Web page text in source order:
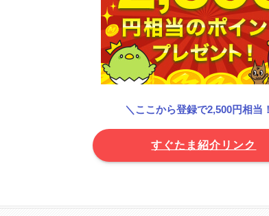
＼ここから登録で2,500円相当
すぐたま紹介リンク